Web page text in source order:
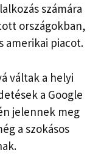
számára
országokban,
amerikai piacot.
váltak a helyi
a Google
jelennek meg
a szokásos